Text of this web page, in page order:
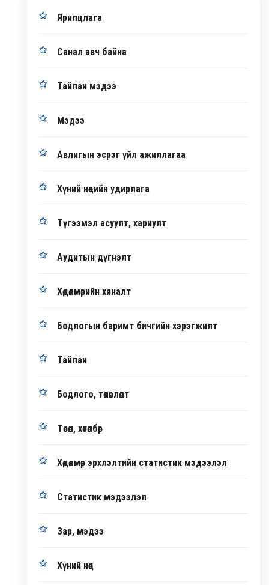
Ярилцлага
Санал авч байна
Тайлан мэдээ
Мэдээ
Авлигын эсрэг үйл ажиллагаа
Хүний нөөцийн удирлага
Түгээмэл асуулт, хариулт
Аудитын дүгнэлт
Хөдөлмөрийн хяналт
Бодлогын баримт бичгийн хэрэгжилт
Тайлан
Бодлого, төлөвлөлт
Төсөл, хөтөлбөр
Хөдөлмөр эрхлэлтийн статистик мэдээлэл
Статистик мэдээлэл
Зар, мэдээ
Хүний нөөц